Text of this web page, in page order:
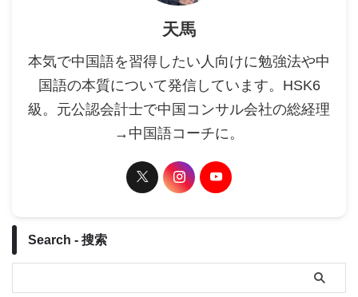
天馬
本気で中国語を習得したい人向けに勉強法や中
国語の本質について発信しています。HSK6
級。元公認会計士で中国コンサル会社の総経理
→中国語コーチに。
Search - 搜索